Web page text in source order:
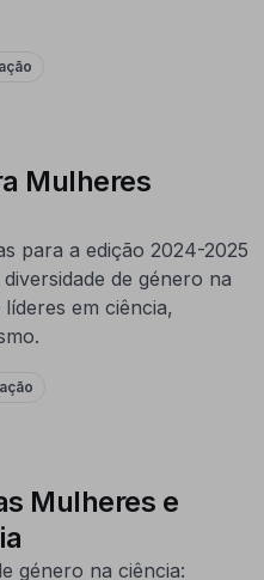
Mulheres
para a edição 2024-2025
de género na
em ciência,
Mulheres e
género na ciência: